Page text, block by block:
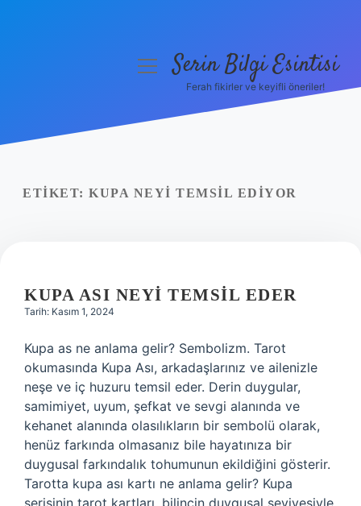
Yasal Uyarı
menüyüSerin Bilgi Esintisi
Ferah fikirler ve keyifli öneriler!
ETIKET: KUPA NEYI TEMSIL EDIYOR
KUPA ASI NEYI TEMSIL EDER
Tarih: Kasım 1, 2024
Kupa as ne anlama gelir? Sembolizm. Tarot
okumasında Kupa Ası, arkadaşlarınız ve ailenizle
neşe ve iç huzuru temsil eder. Derin duygular,
samimiyet, uyum, şefkat ve sevgi alanında ve
kehanet alanında olasılıkların bir sembolü olarak,
henüz farkında olmasanız bile hayatınıza bir
duygusal farkındalık tohumunun ekildiğini gösterir.
Tarotta kupa ası kartı ne anlama gelir? Kupa
serisinin tarot kartları, bilincin duygusal seviyesiyle